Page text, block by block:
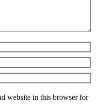
website in this browser for